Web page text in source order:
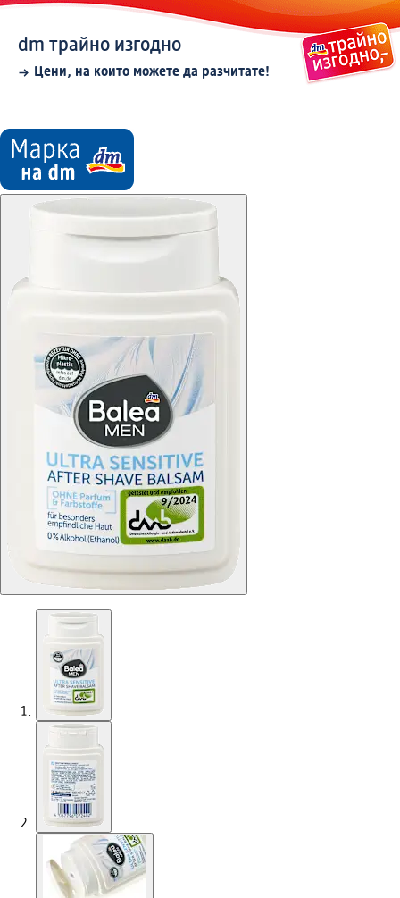
dm трайно изгодно
Цени, на които можете да разчитате!